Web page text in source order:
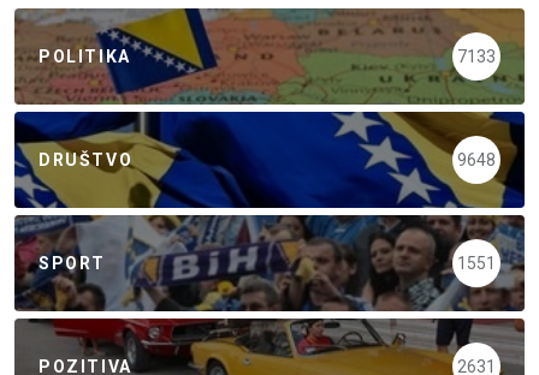
POLITIKA 7133
DRUŠTVO 9648
SPORT 1551
POZITIVA 2631